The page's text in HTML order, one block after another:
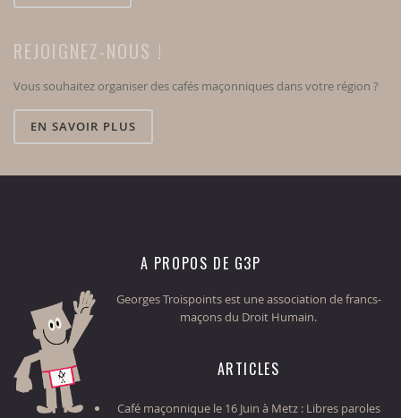
REJOIGNEZ-NOUS !
Vous souhaitez organiser des cafés maçonniques dans votre région ?
EN SAVOIR PLUS
A PROPOS DE G3P
Georges Troispoints est une association de francs-
maçons du Droit Humain.
ARTICLES
Café maçonnique le 16 Juin à Metz : Libres paroles